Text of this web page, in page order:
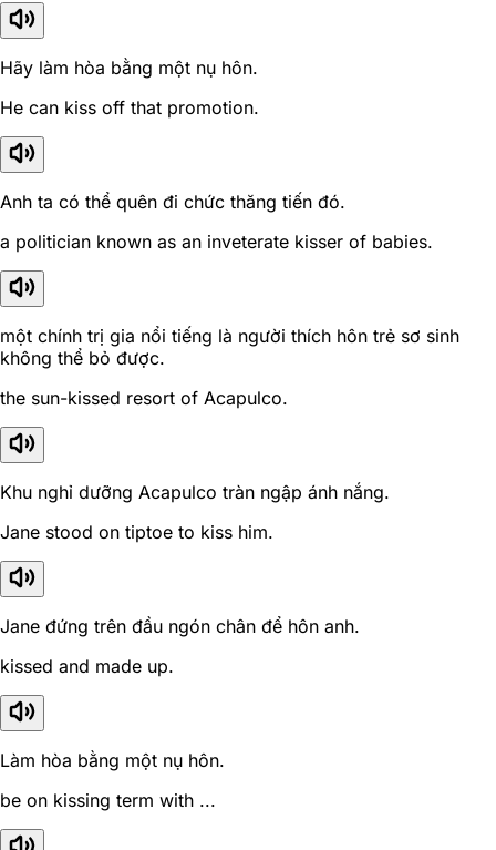
Hãy làm hòa bằng một nụ hôn.
He can kiss off that promotion.
Anh ta có thể quên đi chức thăng tiến đó.
a politician known as an inveterate kisser of babies.
một chính trị gia nổi tiếng là người thích hôn trẻ sơ sinh
không thể bỏ được.
the sun-kissed resort of Acapulco.
Khu nghỉ dưỡng Acapulco tràn ngập ánh nắng.
Jane stood on tiptoe to kiss him.
Jane đứng trên đầu ngón chân để hôn anh.
kissed and made up.
Làm hòa bằng một nụ hôn.
be on kissing term with ...